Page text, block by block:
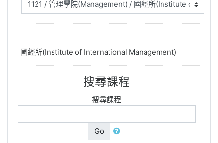
國經所(Institute of International Management)
搜尋課程
搜尋課程
Go